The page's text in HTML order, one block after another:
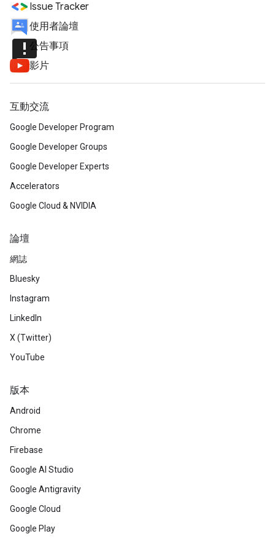
Issue Tracker
使用者論壇
announcement公告事項
影片
互動交流
Google Developer Program
Google Developer Groups
Google Developer Experts
Accelerators
Google Cloud & NVIDIA
論壇
網誌
Bluesky
Instagram
LinkedIn
X (Twitter)
YouTube
版本
Android
Chrome
Firebase
Google AI Studio
Google Antigravity
Google Cloud
Google Play